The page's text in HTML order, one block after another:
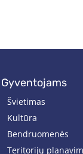
gyventojams
Švietimas
Kultūra
Bendruomenės
Teritorijų